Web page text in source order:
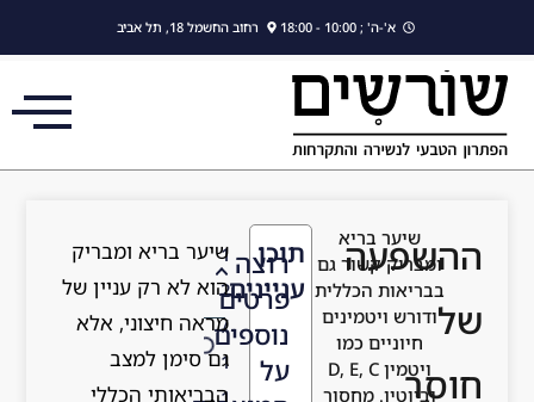
רחוב החשמל 18, תל אביב
קשור גם
הכללית
ויטמינים
חיוניים כמו
ויטמין D, E, C
וביוטין. מחסור
רוצה
פרטים
נוספים
על
1
2
/
1
תוכן
עניינים
שיער בריא ומבריק
הוא לא רק עניין של
מראה חיצוני, אלא
גם סימן למצב
הבריאותי הכללי